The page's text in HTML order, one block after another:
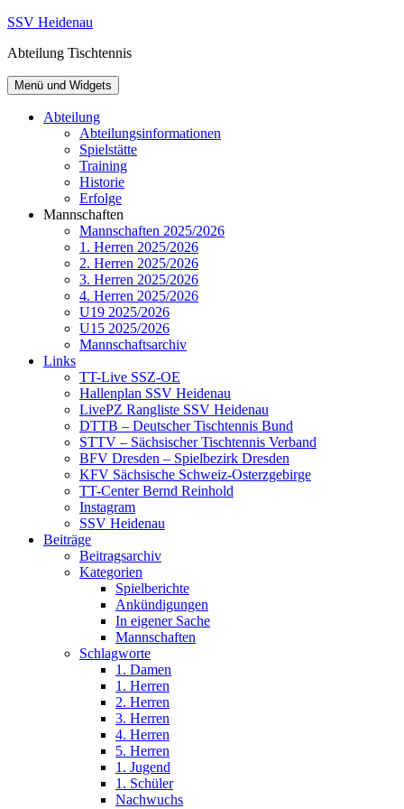
Zum
springen
SSV Heidenau
Abteilung Tischtennis
Menü und Widgets
Abteilung
Abteilungsinformationen
Spielstätte
Training
Historie
Erfolge
Mannschaften
Mannschaften 2025/2026
1. Herren 2025/2026
2. Herren 2025/2026
3. Herren 2025/2026
4. Herren 2025/2026
U19 2025/2026
U15 2025/2026
Mannschaftsarchiv
Links
TT-Live SSZ-OE
Hallenplan SSV Heidenau
LivePZ Rangliste SSV Heidenau
DTTB – Deutscher Tischtennis Bund
STTV – Sächsischer Tischtennis Verband
BFV Dresden – Spielbezirk Dresden
KFV Sächsische Schweiz-Osterzgebirge
TT-Center Bernd Reinhold
Instagram
SSV Heidenau
Beiträge
Beitragsarchiv
Kategorien
Spielberichte
Ankündigungen
In eigener Sache
Mannschaften
Schlagworte
1. Damen
1. Herren
2. Herren
3. Herren
4. Herren
5. Herren
1. Jugend
1. Schüler
Nachwuchs